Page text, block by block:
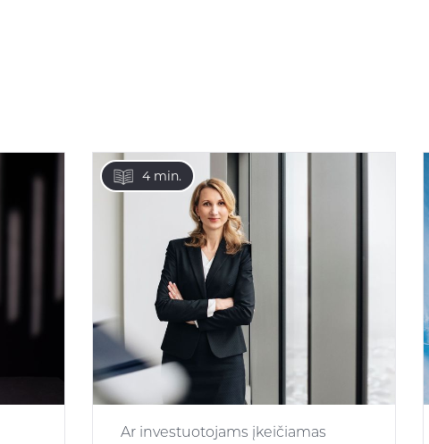
4 min.
Ar investuotojams įkeičiamas